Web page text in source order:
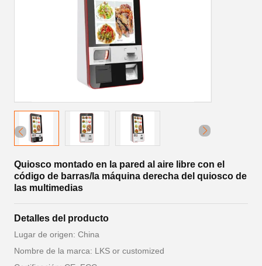
Quiosco montado en la pared al aire libre con el
código de barras/la máquina derecha del quiosco de
las multimedias
Detalles del producto
Lugar de origen: China
Nombre de la marca: LKS or customized